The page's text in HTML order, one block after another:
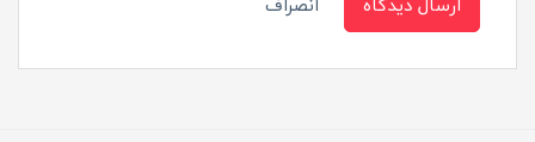
ارسال دیدگاه انصراف